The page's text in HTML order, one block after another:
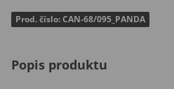
Prod. číslo: CAN-68/095_PANDA
Popis produktu